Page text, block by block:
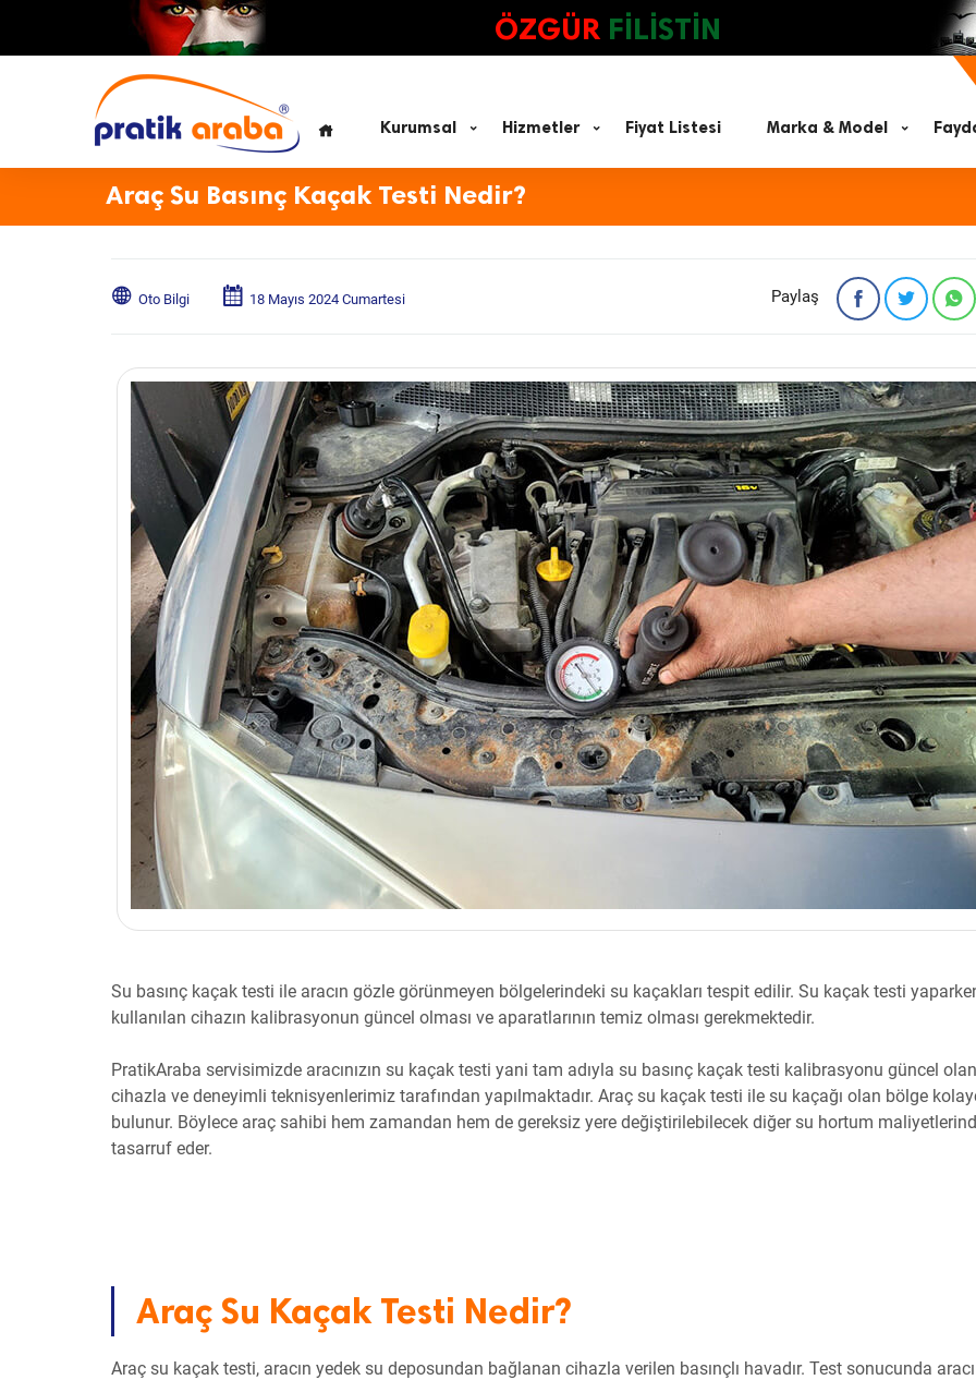
ÖZGÜR FİLİSTİN
Kurumsal Hizmetler Fiyat Listesi Marka & Model
Araç Su Basınç Kaçak Testi Nedir?
Paylaş
Oto Bilgi 18 Mayıs 2024 Cumartesi
Su basınç kaçak testi ile aracın gözle görünmeyen bölgelerindeki su kaçakları tespit edilir. Su kaçak testi
kullanılan cihazın kalibrasyonun güncel olması ve aparatlarının temiz olması gerekmektedir.
PratikAraba servisimizde aracınızın su kaçak testi yani tam adıyla su basınç kaçak testi kalibrasyonu güncel olan
cihazla ve deneyimli teknisyenlerimiz tarafından yapılmaktadır. Araç su kaçak testi ile su kaçağı olan bölge
bulunur. Böylece araç sahibi hem zamandan hem de gereksiz yere değiştirilebilecek diğer su hortum
tasarruf eder.
Araç Su Kaçak Testi Nedir?
Araç su kaçak testi, aracın yedek su deposundan bağlanan cihazla verilen basınçlı havadır. Test sonucunda